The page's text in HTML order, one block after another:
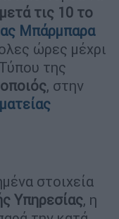
μετά τις 10 το
Μπάρμπαρα
ώρες μέχρι
της
, στην
στοιχεία
Υπηρεσίας, η